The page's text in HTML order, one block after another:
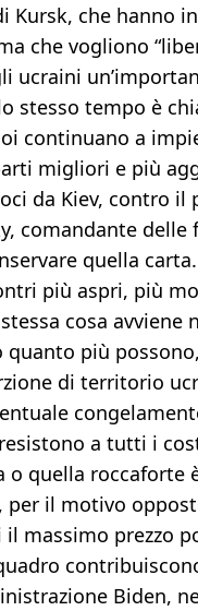
Kursk, che hanno
che vogliono
ucraini
stesso tempo è
continuano a
migliori e più
da Kiev, contro il
comandante delle
quella
più aspri, più
cosa avviene
quanto più
di territorio
a tutti i
o quella roccaforte
per il motivo
il massimo prezzo
Biden,